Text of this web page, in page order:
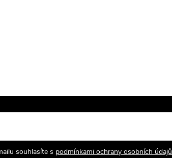
souhlasíte s podmínkami ochrany osobních údajů